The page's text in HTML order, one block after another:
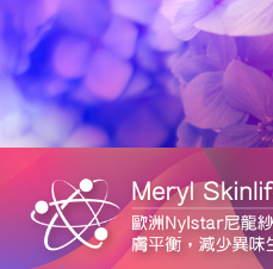
每筆NT$80，滿NT$699(含以上)